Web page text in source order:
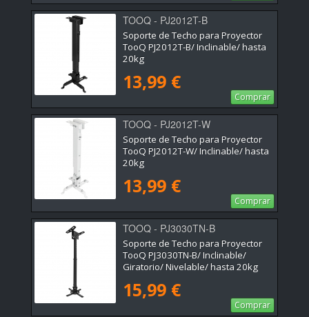
TOOQ - PJ2012T-B
Soporte de Techo para Proyector
TooQ PJ2012T-B/ Inclinable/ hasta
20kg
13,99 €
Comprar
TOOQ - PJ2012T-W
Soporte de Techo para Proyector
TooQ PJ2012T-W/ Inclinable/ hasta
20kg
13,99 €
Comprar
TOOQ - PJ3030TN-B
Soporte de Techo para Proyector
TooQ PJ3030TN-B/ Inclinable/
Giratorio/ Nivelable/ hasta 20kg
15,99 €
Comprar